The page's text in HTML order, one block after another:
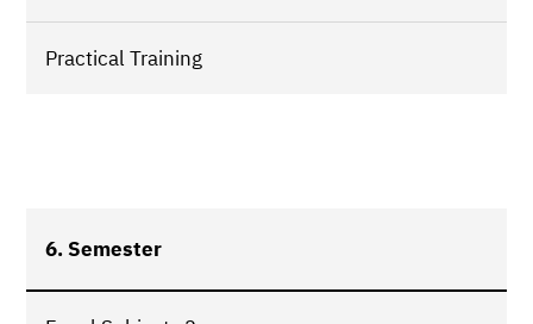
Practical Training
6. Semester